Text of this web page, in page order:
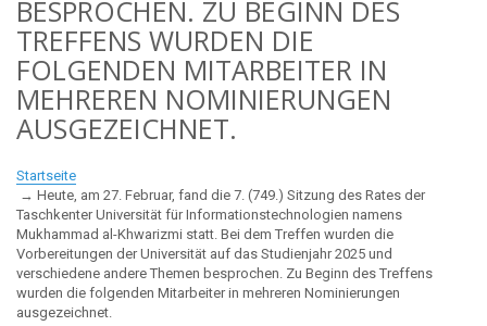
BESPROCHEN. ZU BEGINN DES
TREFFENS WURDEN DIE
FOLGENDEN MITARBEITER IN
MEHREREN NOMINIERUNGEN
AUSGEZEICHNET.
Startseite
Heute, am 27. Februar, fand die 7. (749.) Sitzung des Rates der
Taschkenter Universität für Informationstechnologien namens
Mukhammad al-Khwarizmi statt. Bei dem Treffen wurden die
Vorbereitungen der Universität auf das Studienjahr 2025 und
verschiedene andere Themen besprochen. Zu Beginn des Treffens
wurden die folgenden Mitarbeiter in mehreren Nominierungen
ausgezeichnet.